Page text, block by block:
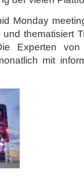
Monday
thematisiert
Experten
mit